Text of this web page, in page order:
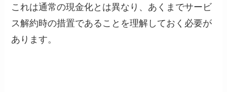
これは通常の現金化とは異なり、あくまでサービ
ス解約時の措置であることを理解しておく必要が
あります。